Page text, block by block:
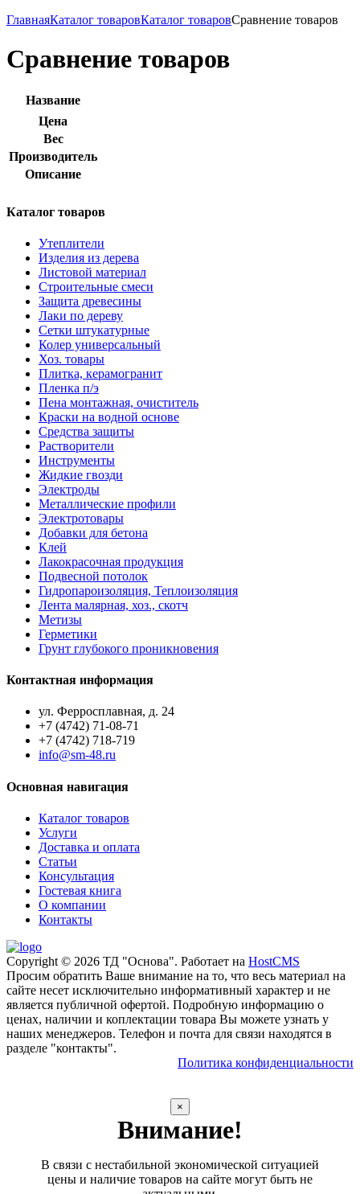
ГлавнаяКаталог товаровКаталог товаровСравнение товаров
Сравнение товаров
Название
Цена
Вес
Производитель
Описание
Каталог товаров
Утеплители
Изделия из дерева
Листовой материал
Строительные смеси
Защита древесины
Лаки по дереву
Сетки штукатурные
Колер универсальный
Хоз. товары
Плитка, керамогранит
Пленка п/э
Пена монтажная, очиститель
Краски на водной основе
Средства защиты
Растворители
Инструменты
Жидкие гвозди
Электроды
Металлические профили
Электротовары
Добавки для бетона
Клей
Лакокрасочная продукция
Подвесной потолок
Гидропароизоляция, Теплоизоляция
Лента малярная, хоз., скотч
Метизы
Герметики
Грунт глубокого проникновения
Контактная информация
ул. Ферросплавная, д. 24
+7 (4742) 71-08-71
+7 (4742) 718-719
info@sm-48.ru
Основная навигация
Каталог товаров
Услуги
Доставка и оплата
Статьи
Консультация
Гостевая книга
О компании
Контакты
Copyright © 2026 ТД "Основа". Работает на HostCMS
Просим обратить Ваше внимание на то, что весь материал на
сайте несет исключительно информативный характер и не
является публичной офертой. Подробную информацию о
ценах, наличии и коплектации товара Вы можете узнать у
наших менеджеров. Телефон и почта для связи находятся в
разделе "контакты".
Политика конфиденциальности
×
Внимание!
В связи с нестабильной экономической ситуацией
цены и наличие товаров на сайте могут быть не